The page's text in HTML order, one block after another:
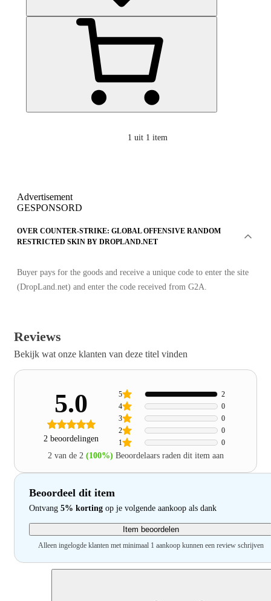
1 uit 1 item
Advertisement
GESPONSORD
OVER COUNTER-STRIKE: GLOBAL OFFENSIVE RANDOM
RESTRICTED SKIN BY DROPLAND.NET
Buyer pays for the goods and receive a unique code to enter the site
(DropLand.net) and enter the code received from G2A.
Reviews
Bekijk wat onze klanten van deze titel vinden
5.0
2 beoordelingen 1 0
2 0
3 0
4 0
5 2
2 van de 2 (100%) Beoordelaars raden dit item aan
Beoordeel dit item
Ontvang 5% korting op je volgende aankoop als dank
Item beoordelen
Alleen ingelogde klanten met minimaal 1 aankoop kunnen een review schrijven